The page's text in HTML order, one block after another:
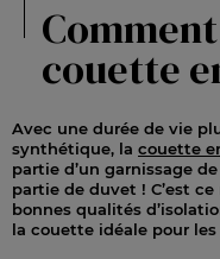
couette
Avec une durée de vie
synthétique, la couette
partie d’un garnissage
partie de duvet ! C’est
bonnes qualités
la couette idéale pour